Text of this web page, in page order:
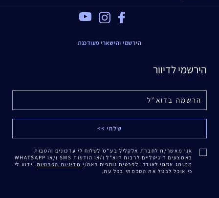
Facebook
הירשמי והישארי מעודכנת
הירשמי לדיוור
אני מאשר/ת לחברת אלקליל בע"מ לשלוח לי עדכונים והטבות
באמצעים דיגיטליים לרבות דוא"ל ו/או הודעות SMS ו/או WHATSAPP
ממותג אסתי לאודר. לפרטים נוספים ראה/י מדיניות הפרטיות . ידוע לי
כי אוכל לבטל את הסכמתי בכל עת.